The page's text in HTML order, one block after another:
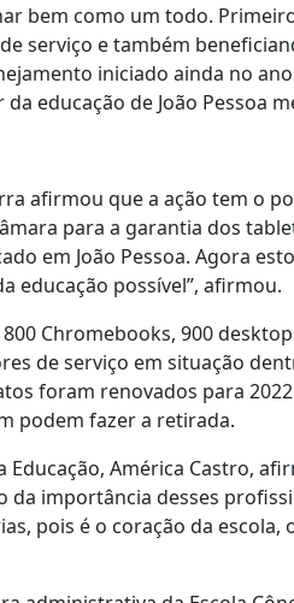
bem como um todo.
serviço e também
iniciado ainda no
educação de João Pessoa
afirmou que a ação tem o
para a garantia dos
em João Pessoa. Agora
educação possível”, afirmou.
Chromebooks, 900
de serviço em situação
foram renovados para
podem fazer a retirada.
Educação, América Castro,
da importância desses
pois é o coração da